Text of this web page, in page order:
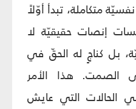
متكاملة، تبدأ أوّلاً
إنصات حقيقيّة لا
بل كناجٍ له الحقّ في
الصمت. هذا الأمر
الحالات التي عايش